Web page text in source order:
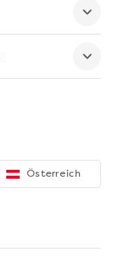
Österreich